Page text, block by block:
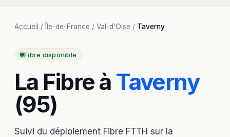
Accueil / Île-de-France / Val-d'Oise / Taverny
Fibre disponible
La Fibre à Taverny
(95)
Suivi du déploiement Fibre FTTH sur la